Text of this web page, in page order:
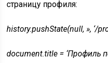
страницу профиля:
history.pushState(null, », ‘/
document.title = ‘Профиль